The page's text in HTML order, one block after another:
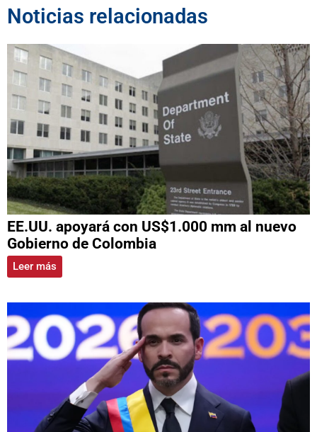
Noticias relacionadas
EE.UU. apoyará con US$1.000 mm al nuevo
Gobierno de Colombia
Leer más